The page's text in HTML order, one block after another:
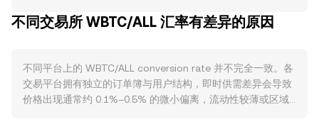
WBTC 紧密跟随 BTC 的方向与波动，全球风险偏好、利率、
市场情况影响，从而共同塑造名义上的 WBTC/ALL 变动。监
管与事件层面，与 BTC 相关的政策走向（例如各地对现货或
衍生品的合规框架、托管要求、ETF 审批）会改变机构与散户
一平台内，订单簿的买单、卖单密度与挂单层级决定了不同规
Volume_i) / Σ Volume_i，以成交量更大的场所对综合价格影
响更大。换算关系上，若当前 conversion rate 为 R，则 ALL
数值 = WBTC 数量 × R；反向为 WBTC 数量 = ALL 数值 ÷ R。
不同交易所 WBTC/ALL 汇率有差异的原因
不同平台上的 WBTC/ALL conversion rate 并不完全一致。各
交易平台拥有独立的订单簿与用户结构，即时供需差异会导致
价格出现通常约 0.1%–0.5% 的微小偏离，流动性较薄或区域